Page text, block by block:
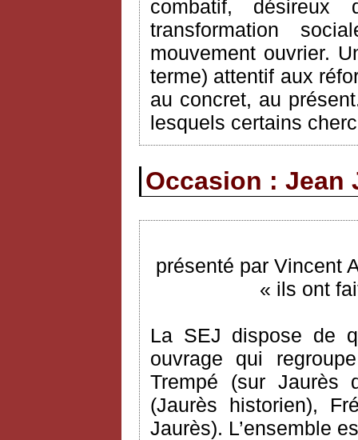
combatif,
transformation
mouvement ouvrier.
terme) attentif aux
au concret, au
lesquels certains
Occasion : Jean
présenté par Vincent
« ils ont
La SEJ dispose de
ouvrage qui
Trempé (sur Jaurès
(Jaurès historien),
Jaurès). L’ensemble